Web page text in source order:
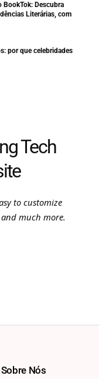
Descubra
Literárias, com
por que celebridades
Tech
to customize
much more.
Sobre Nós